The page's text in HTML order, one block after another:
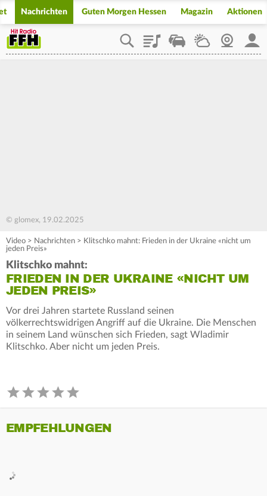
Nachrichten Guten Morgen Hessen Magazin Aktionen
PlaylistStaupilotWetterWebcam
© glomex, 19.02.2025
Video > Nachrichten > Klitschko mahnt: Frieden in der Ukraine «nicht um
jeden Preis»
Klitschko mahnt:
FRIEDEN IN DER UKRAINE «NICHT UM
JEDEN PREIS»
Vor drei Jahren startete Russland seinen
völkerrechtswidrigen Angriff auf die Ukraine. Die Menschen
in seinem Land wünschen sich Frieden, sagt Wladimir
Klitschko. Aber nicht um jeden Preis.
EMPFEHLUNGEN